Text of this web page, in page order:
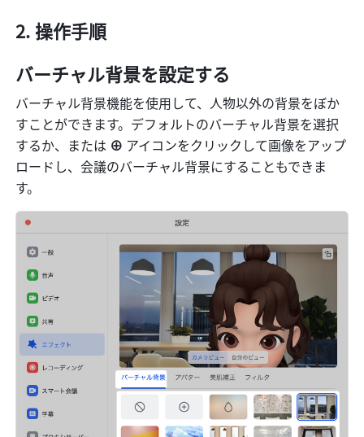
操作手順
バーチャル背景を設定する
バーチャル背景機能を使用して、人物以外の背景をぼか
すことができます。デフォルトのバーチャル背景を選択
するか、または ⊕ アイコンをクリックして画像をアップ
ロードし、会議のバーチャル背景にすることもできま
す。